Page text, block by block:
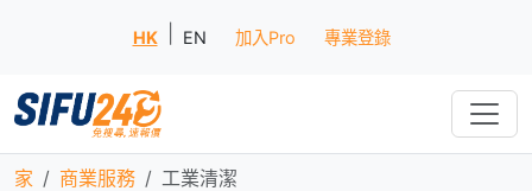
HK EN 加入Pro 專業登錄
家 商業服務 工業清潔